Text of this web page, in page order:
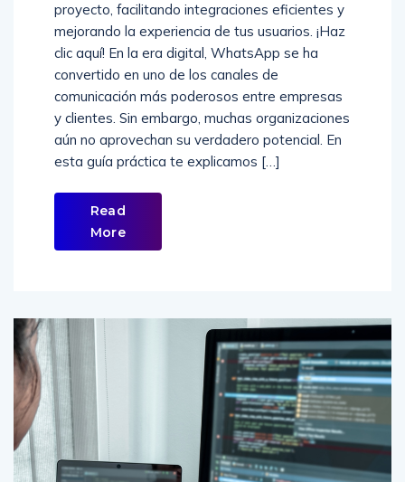
proyecto, facilitando integraciones eficientes y
mejorando la experiencia de tus usuarios. ¡Haz
clic aquí! En la era digital, WhatsApp se ha
convertido en uno de los canales de
comunicación más poderosos entre empresas
y clientes. Sin embargo, muchas organizaciones
aún no aprovechan su verdadero potencial. En
esta guía práctica te explicamos […]
Read
More